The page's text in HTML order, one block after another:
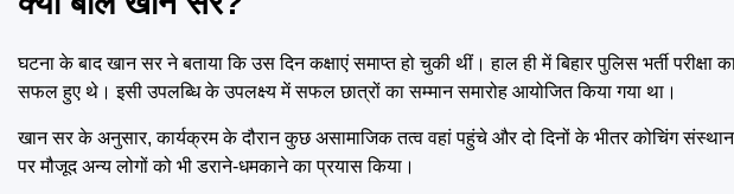
घटना के बाद खान सर ने बताया कि उस दिन कक्षाएं समाप्त हो चुकी थीं। हाल ही में बिहार पुलिस भर्ती
सफल हुए थे। इसी उपलब्धि के उपलक्ष्य में सफल छात्रों का सम्मान समारोह आयोजित किया गया था।
खान सर के अनुसार, कार्यक्रम के दौरान कुछ असामाजिक तत्व वहां पहुंचे और दो दिनों के भीतर कोचिंग
पर मौजूद अन्य लोगों को भी डराने-धमकाने का प्रयास किया।